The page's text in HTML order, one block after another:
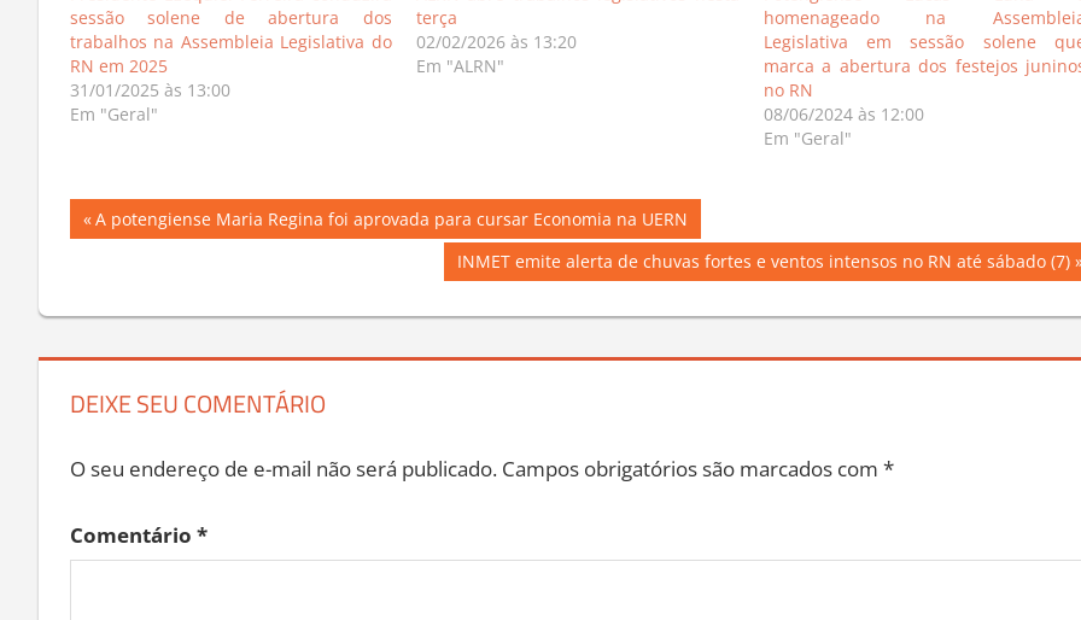
sessão solene de abertura dos
trabalhos na Assembleia Legislativa do
RN em 2025
31/01/2025 às 13:00
Em "Geral"
terça
02/02/2026 às 13:20
Em "ALRN"
homenageado na
Legislativa em sessão solene
marca a abertura dos festejos
no RN
08/06/2024 às 12:00
Em "Geral"
Navegação
Post
Previous
Post:
A potengiense Maria Regina foi aprovada para cursar Economia na UERN
Next
Post:
INMET emite alerta de chuvas fortes e ventos intensos no RN até sábado (7)
DEIXE SEU COMENTÁRIO
O seu endereço de e-mail não será publicado. Campos obrigatórios são marcados com *
Comentário *